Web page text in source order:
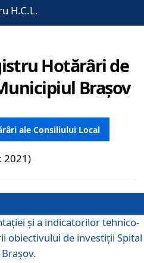
H.C.L.
Hotărâri de
Brașov
ale Consiliului Local
2021)
și a indicatorilor tehnico-
obiectivului de investiții Spital